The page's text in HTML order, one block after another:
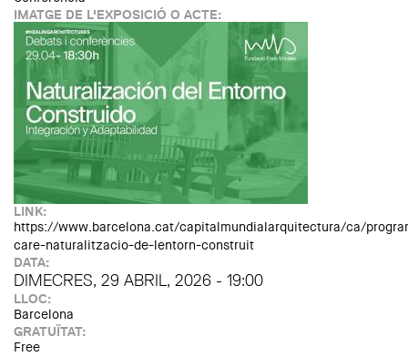
IMATGE DE L'EXPOSICIÓ O ACTE:
LINK:
https://www.barcelona.cat/capitalmundialarquitectura/ca/
care-naturalitzacio-de-lentorn-construit
DATA:
DIMECRES, 29 ABRIL, 2026 - 19:00
LLOC:
Barcelona
GRATUÏTAT:
Free